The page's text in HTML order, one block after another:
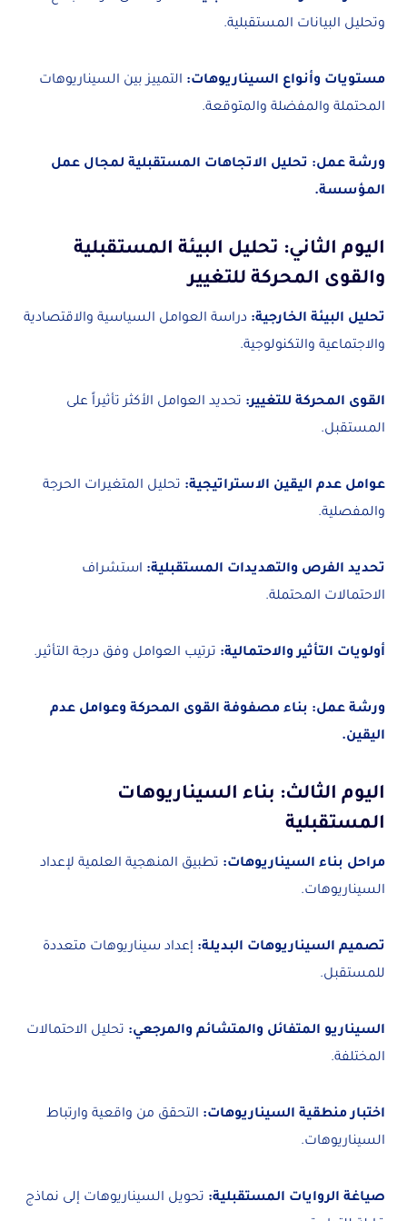
وتحليل البيانات المستقبلية.
مستويات وأنواع السيناريوهات: التمييز بين السيناريوهات
المحتملة والمفضلة والمتوقعة.
ورشة عمل: تحليل الاتجاهات المستقبلية لمجال عمل
المؤسسة.
اليوم الثاني: تحليل البيئة المستقبلية
والقوى المحركة للتغيير
تحليل البيئة الخارجية: دراسة العوامل السياسية والاقتصادية
والاجتماعية والتكنولوجية.
القوى المحركة للتغيير: تحديد العوامل الأكثر تأثيراً على
المستقبل.
عوامل عدم اليقين الاستراتيجية: تحليل المتغيرات الحرجة
والمفصلية.
تحديد الفرص والتهديدات المستقبلية: استشراف
الاحتمالات المحتملة.
أولويات التأثير والاحتمالية: ترتيب العوامل وفق درجة التأثير.
ورشة عمل: بناء مصفوفة القوى المحركة وعوامل عدم
اليقين.
اليوم الثالث: بناء السيناريوهات
المستقبلية
مراحل بناء السيناريوهات: تطبيق المنهجية العلمية لإعداد
السيناريوهات.
تصميم السيناريوهات البديلة: إعداد سيناريوهات متعددة
للمستقبل.
السيناريو المتفائل والمتشائم والمرجعي: تحليل الاحتمالات
المختلفة.
اختبار منطقية السيناريوهات: التحقق من واقعية وارتباط
السيناريوهات.
صياغة الروايات المستقبلية: تحويل السيناريوهات إلى نماذج